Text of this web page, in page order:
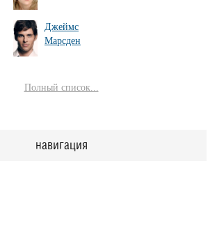
Джеймс
Марсден
Полный список...
навигация